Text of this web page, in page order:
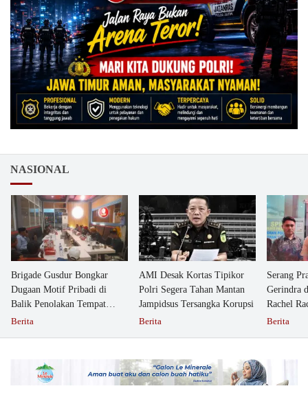
NASIONAL
Brigade Gusdur Bongkar
Dugaan Motif Pribadi di
Balik Penolakan Tempat
Ibadah GKJW Bangil
Berita
AMI Desak Kortas Tipikor
Polri Segera Tahan Mantan
Jampidsus Tersangka Korupsi
Berita
Serang
Gerindra
Rachel
Berita